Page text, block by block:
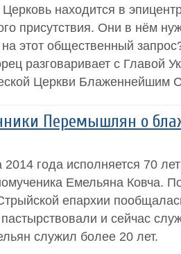
находится в
присутствия. Они в нём
на этот общественный
разговаривает с Главой
Церкви Блаженнейшим
Перемышлян о
2014 года исполняется 70
Емельяна Ковча.
епархии
и сейчас
служил более 20 лет.